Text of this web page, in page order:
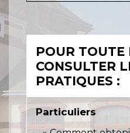
POUR TOUTE
CONSULTER
PRATIQUES :
Particuliers